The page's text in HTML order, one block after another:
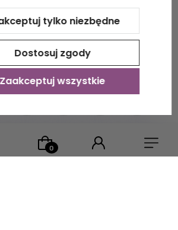
od GrowCommerce
tylko niezbędne
Dostosuj zgody
Zaakceptuj wszystkie